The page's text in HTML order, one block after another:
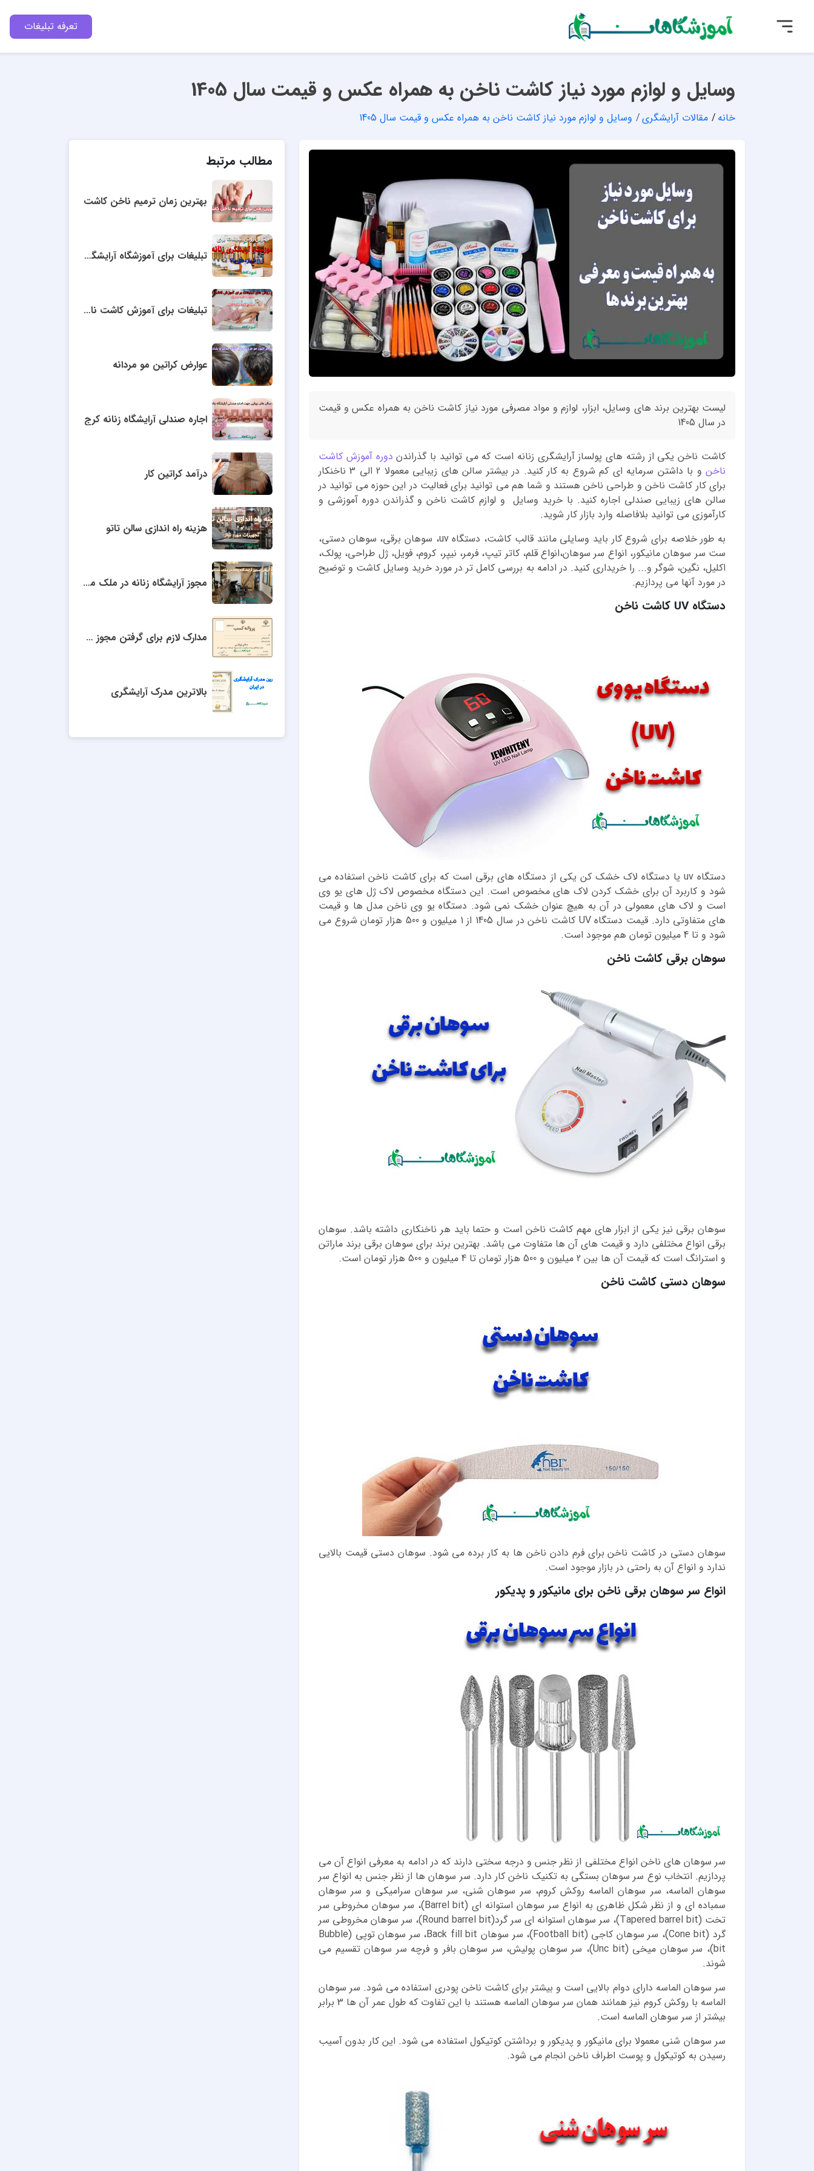
تعرفه تبلیغات
وسایل و لوازم مورد نیاز کاشت ناخن به همراه عکس و قیمت سال 1405
خانه مقالات آرایشگری وسایل و لوازم مورد نیاز کاشت ناخن به همراه عکس و قیمت سال 1405
لیست بهترین برند های وسایل، ابزار، لوازم و مواد مصرفی مورد نیاز کاشت ناخن به همراه عکس و قیمت
در سال 1405
کاشت ناخن یکی از رشته های پولساز آرایشگری زنانه است که می توانید با گذراندن دوره آموزش کاشت
ناخن
و با داشتن سرمایه ای کم شروع به کار کنید. در بیشتر سالن های زیبایی معمولا 2 الی 3 ناخنکار
برای کار کاشت ناخن و طراحی ناخن هستند و شما هم می توانید برای فعالیت در این حوزه می توانید در
سالن های زیبایی صندلی اجاره کنید. با خرید وسایل و لوازم کاشت ناخن و گذراندن دوره آموزشی و
کارآموزی می توانید بلافاصله وارد بازار کار شوید.
به طور خلاصه برای شروع کار باید وسایلی مانند قالب کاشت، دستگاه uv، سوهان برقی، سوهان دستی،
ست سر سوهان مانیکور، انواع سر سوهان‌،انواع قلم، کاتر تیپ، فرمر، نیپر، کروم، فویل، ژل طراحی، پولک،
اکلیل، نگین، شوگر و... را خریداری کنید. در ادامه به بررسی کامل تر در مورد خرید وسایل کاشت و توضیح
در مورد آنها می پردازیم.
دستگاه UV کاشت ناخن
دستگاه uv یا دستگاه لاک خشک کن یکی از دستگاه های برقی است که برای کاشت ناخن استفاده می
شود و کاربرد آن برای خشک کردن لاک های مخصوص است. این دستگاه مخصوص لاک ژل های یو وی
است و لاک های معمولی در آن به هیچ عنوان خشک نمی شود. دستگاه یو وی ناخن مدل ها و قیمت
های متفاوتی دارد. قیمت دستگاه UV کاشت ناخن در سال 1405 از 1 میلیون و 500 هزار تومان شروع می
شود و تا 4 میلیون تومان هم موجود است.
سوهان برقی کاشت ناخن
سوهان برقی نیز یکی از ابزار های مهم کاشت ناخن است و حتما باید هر ناخنکاری داشته باشد. سوهان
برقی انواع مختلفی دارد و قیمت های آن ها متفاوت می باشد. بهترین برند برای سوهان برقی برند ماراتن
و استرانگ است که قیمت آن ها بین 2 میلیون و 500 هزار تومان تا 4 میلیون و 500 هزار تومان است.
سوهان دستی کاشت ناخن
سوهان دستی در کاشت ناخن برای فرم دادن ناخن ها به کار برده می شود. سوهان دستی قیمت بالایی
ندارد و انواع آن به راحتی در بازار موجود است.
انواع سر سوهان برقی ناخن برای مانیکور و پدیکور
سر سوهان های ناخن انواع مختلفی از نظر جنس و درجه سختی دارند که در ادامه به معرفی انواع آن می
پردازیم. انتخاب نوع سر سوهان بستگی به تکنیک ناخن کار دارد. سر سوهان ها از نظر جنس به انواع سر
سوهان الماسه، سر سوهان الماسه روکش کروم، سر سوهان شنی، سر سوهان سرامیکی و سر سوهان
سمباده ای و از نظر شکل ظاهری به انواع سر سوهان استوانه ای (Barrel bit)، سر سوهان مخروطی سر
تخت (Tapered barrel bit)، سر سوهان استوانه ای سر گرد(Round barrel bit)، سر سوهان مخروطی سر
گرد (Cone bit)، سر سوهان کاجی (Football bit)، سر سوهان Back fill bit، سر سوهان توپی (Bubble
bit)، سر سوهان میخی (Unc bit)، سر سوهان پولیش، سر سوهان بافر و فرچه سر سوهان تقسیم می
شوند.
سر سوهان الماسه دارای دوام بالایی است و بیشتر برای کاشت ناخن پودری استفاده می شود. سر سوهان
الماسه با روکش کروم نیز همانند همان سر سوهان الماسه هستند با این تفاوت که طول عمر آن ها 3 برابر
بیشتر از سر سوهان الماسه است.
سر سوهان شنی معمولا برای مانیکور و پدیکور و برداشتن کوتیکول استفاده می شود. این کار بدون آسیب
رسیدن به کوتیکول و پوست اطراف ناخن انجام می شود.
مطالب مرتبط
بهترین زمان ترمیم ناخن کاشت
تبلیغات برای آموزشگاه آرایشگری زنانه
تبلیغات برای آموزش کاشت ناخن
عوارض کراتین مو مردانه
اجاره صندلی آرایشگاه زنانه کرج
درآمد کراتین کار
هزینه راه اندازی سالن تاتو
مجوز آرایشگاه زنانه در ملک مسکونی
مدارک لازم برای گرفتن مجوز سالن زیبایی
بالاترین مدرک آرایشگری